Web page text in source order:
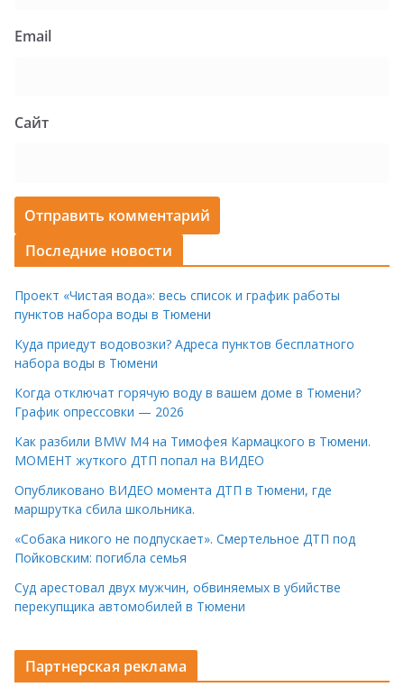
Email
Сайт
Последние новости
Проект «Чистая вода»: весь список и график работы
пунктов набора воды в Тюмени
Куда приедут водовозки? Адреса пунктов бесплатного
набора воды в Тюмени
Когда отключат горячую воду в вашем доме в Тюмени?
График опрессовки — 2026
Как разбили BMW M4 на Тимофея Кармацкого в Тюмени.
МОМЕНТ жуткого ДТП попал на ВИДЕО
Опубликовано ВИДЕО момента ДТП в Тюмени, где
маршрутка сбила школьника.
«Собака никого не подпускает». Смертельное ДТП под
Пойковским: погибла семья
Суд арестовал двух мужчин, обвиняемых в убийстве
перекупщика автомобилей в Тюмени
Партнерская реклама